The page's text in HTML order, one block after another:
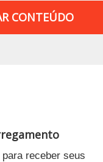
CONTEÚDO
receber seus